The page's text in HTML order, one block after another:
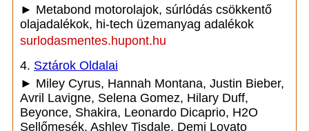
► Metabond motorolajok, súrlódás csökkentő
olajadalékok, hi-tech üzemanyag adalékok
surlodasmentes.hupont.hu
4. Sztárok Oldalai
► Miley Cyrus, Hannah Montana, Justin Bieber,
Avril Lavigne, Selena Gomez, Hilary Duff,
Beyonce, Shakira, Leonardo Dicaprio, H2O
Sellőmesék, Ashley Tisdale, Demi Lovato